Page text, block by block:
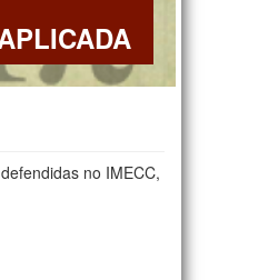
no IMECC,